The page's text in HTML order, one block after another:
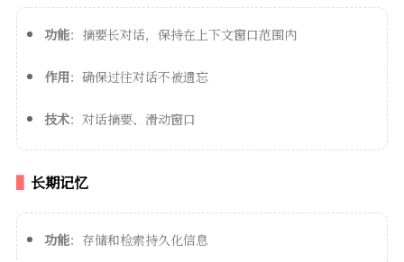
功能：摘要长对话，保持在上下文窗口范围内
作用：确保过往对话不被遗忘
技术：对话摘要、滑动窗口
长期记忆
功能：存储和检索持久化信息